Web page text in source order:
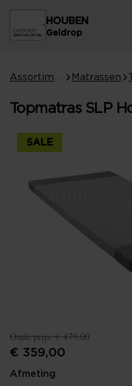
HOUBEN
Geldrop
Matrassen
Topmatras SLP
SALE
Oude prijs:€ 479,00
€ 359,00
Afmeting